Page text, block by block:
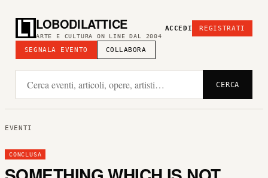
LOBODILATTICE
ARTE E CULTURA ON LINE DAL 2004
SEGNALA EVENTO COLLABORA
ACCEDI REGISTRATI
CERCA
EVENTI
CONCLUSA